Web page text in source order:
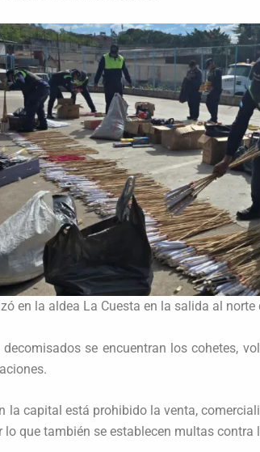
en la aldea La Cuesta en la salida al
se encuentran los cohetes,
la capital está prohibido la venta,
lo que también se establecen multas contra